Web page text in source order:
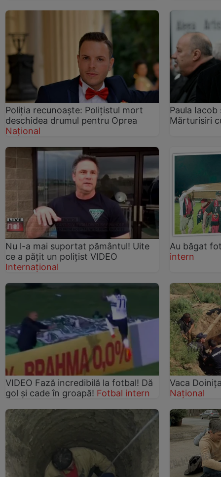
Poliția recunoaște: Polițistul mort
deschidea drumul pentru Oprea
Național
Paula
Mărturisiri
Nu l-a mai suportat pământul! Uite
ce a pățit un polițist VIDEO
Internațional
Au băgat
intern
VIDEO Fază incredibilă la fotbal! Dă
gol şi cade în groapă! Fotbal intern
Vaca
Național